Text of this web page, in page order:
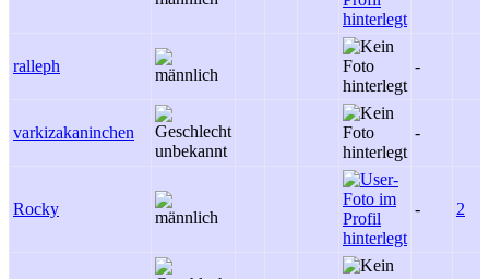
ralleph -
varkizakaninchen -
Rocky - 2